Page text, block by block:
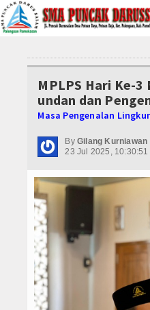
Home
ABSENSI
PROGRAM P5
Gaya Hidup Berkelanjutan
Suara Demokrasi
Media Cyto Farma
Kewirausahaan
Galeri
MPLPS Hari Ke-
undan dan
Masa Pengenalan
By Gilang Kurniawan
23 Jul 2025, 10:30:51